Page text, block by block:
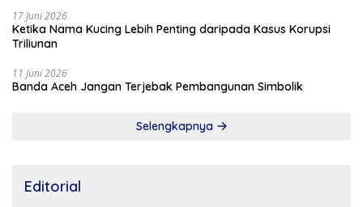
17 Juni 2026
Ketika Nama Kucing Lebih Penting daripada Kasus Korupsi
Triliunan
11 Juni 2026
Banda Aceh Jangan Terjebak Pembangunan Simbolik
Selengkapnya
Editorial